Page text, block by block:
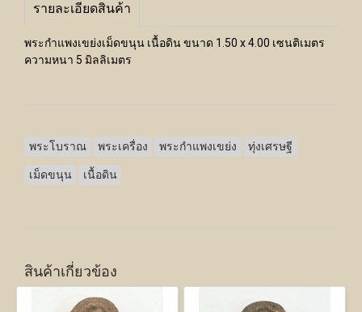
รายละเอียดสินค้า
พระกำแพงเขย่งเม็ดขนุน เนื้อดิน ขนาด 1.50 x 4.00 เซนติเมตร
ความหนา 5 มิลลิเมตร
พระโบราณ พระเครื่อง พระกำแพงเขย่ง ทุ่งเศรษฐี
เม็ดขนุน เนื้อดิน
สินค้าเกี่ยวข้อง